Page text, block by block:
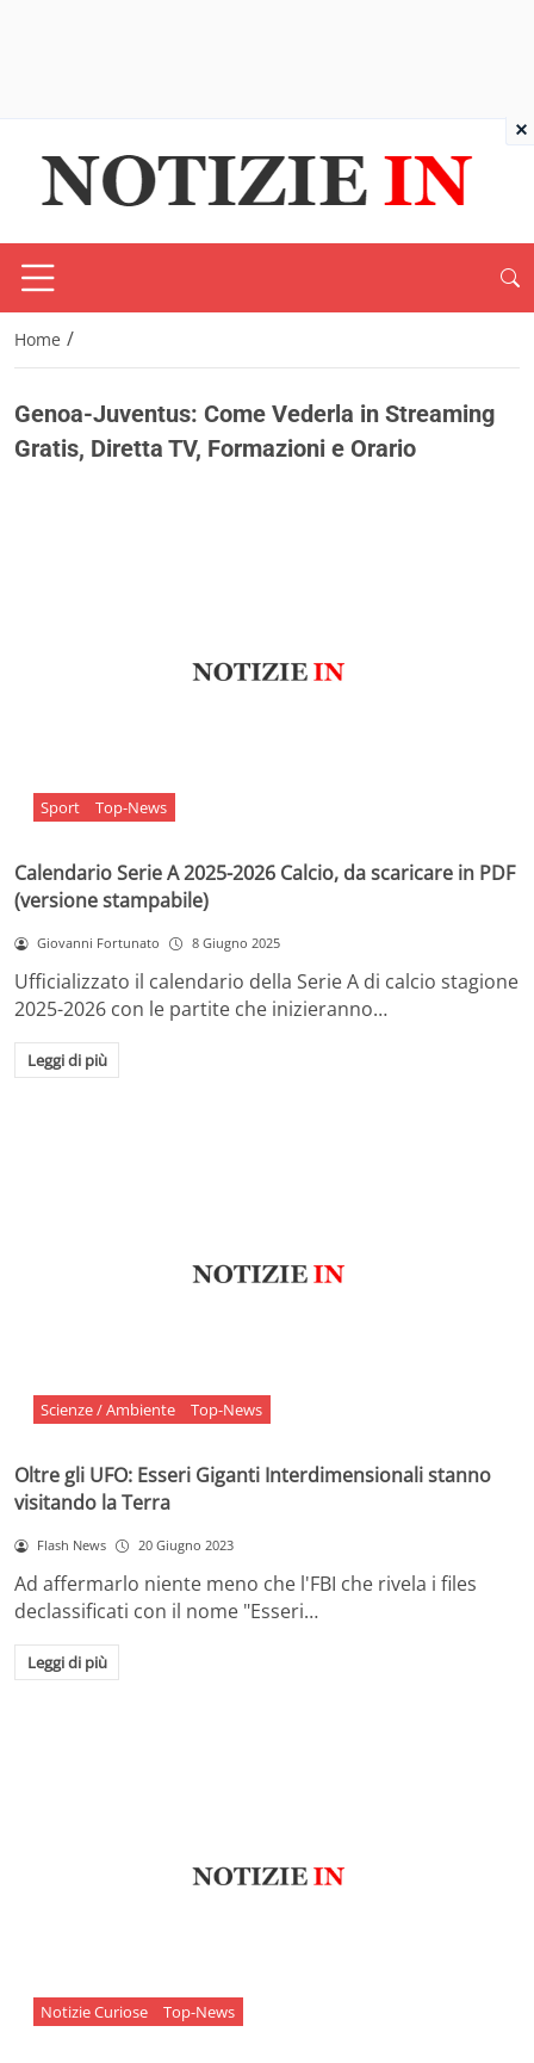
Home /
Genoa-Juventus: Come Vederla in Streaming
Gratis, Diretta TV, Formazioni e Orario
Sport Top-News
Calendario Serie A 2025-2026 Calcio, da scaricare in PDF
(versione stampabile)
Giovanni Fortunato 8 Giugno 2025
Ufficializzato il calendario della Serie A di calcio stagione
2025-2026 con le partite che inizieranno…
Leggi di più
Scienze / Ambiente Top-News
Oltre gli UFO: Esseri Giganti Interdimensionali stanno
visitando la Terra
Flash News 20 Giugno 2023
Ad affermarlo niente meno che l'FBI che rivela i files
declassificati con il nome "Esseri…
Leggi di più
Notizie Curiose Top-News
×